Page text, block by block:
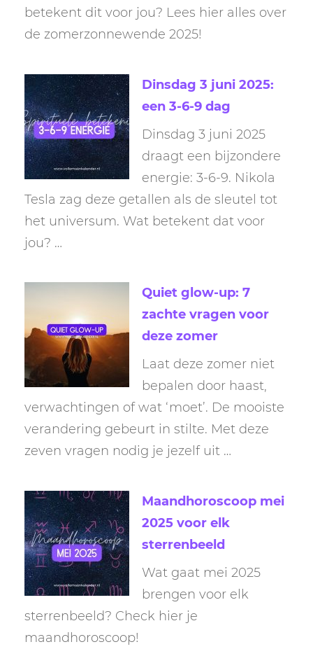
betekent dit voor jou? Lees hier alles over
de zomerzonnewende 2025!
Dinsdag 3 juni 2025:
een 3-6-9 dag
Dinsdag 3 juni 2025
draagt een bijzondere
energie: 3-6-9. Nikola
Tesla zag deze getallen als de sleutel tot
het universum. Wat betekent dat voor
jou? …
Quiet glow-up: 7
zachte vragen voor
deze zomer
Laat deze zomer niet
bepalen door haast,
verwachtingen of wat ‘moet’. De mooiste
verandering gebeurt in stilte. Met deze
zeven vragen nodig je jezelf uit …
Maandhoroscoop mei
2025 voor elk
sterrenbeeld
Wat gaat mei 2025
brengen voor elk
sterrenbeeld? Check hier je
maandhoroscoop!